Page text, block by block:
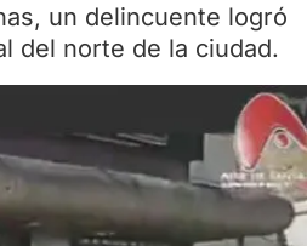
un delincuente logró
del norte de la ciudad.